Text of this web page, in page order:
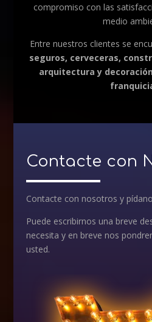
compromiso con las
medio
Entre nuestros clientes se
seguros, cerveceras,
arquitectura y
Contacte con
Contacte con nosotros y
Puede escribirnos una breve
necesita y en breve nos
usted.